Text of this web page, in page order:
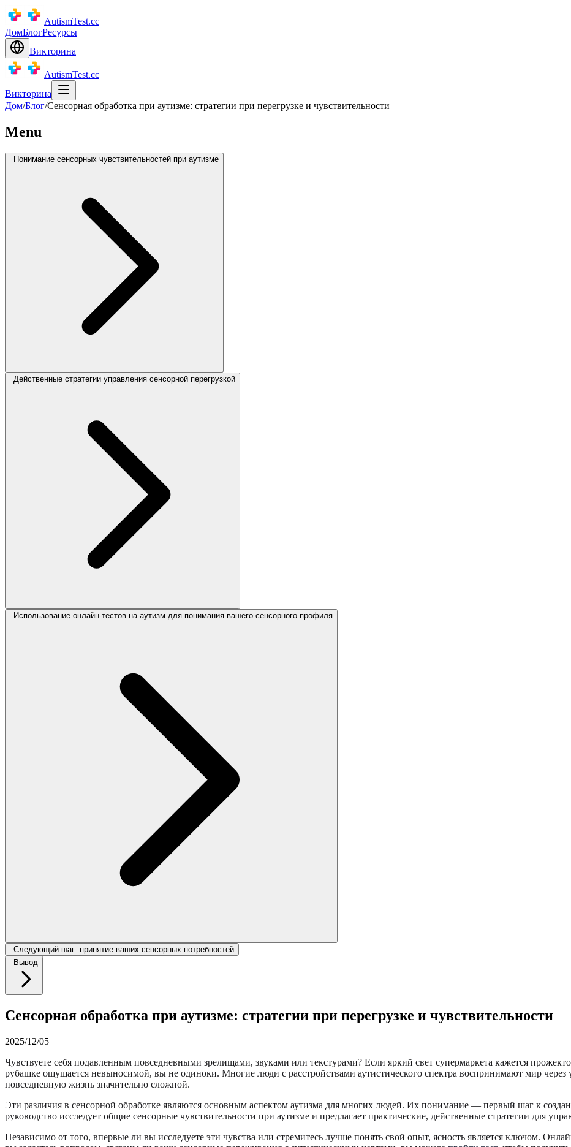
AutismTest.cc
ДомБлогРесурсы
Викторина
AutismTest.cc
Викторина
Дом/Блог/Сенсорная обработка при аутизме: стратегии при перегрузке и чувствительности
Menu
Понимание сенсорных чувствительностей при аутизме
Действенные стратегии управления сенсорной перегрузкой
Использование онлайн-тестов на аутизм для понимания вашего сенсорного профиля
Следующий шаг: принятие ваших сенсорных потребностей
Вывод
Сенсорная обработка при аутизме: стратегии при перегрузке и чувствительности
2025/12/05
Чувствуете себя подавленным повседневными зрелищами, звуками или текстурами? Если яркий свет супермаркета кажется
рубашке ощущается невыносимой, вы не одиноки. Многие люди с расстройствами аутистического спектра воспринимают мир
повседневную жизнь значительно сложной.
Эти различия в сенсорной обработке являются основным аспектом аутизма для многих людей. Их понимание — первый шаг к
руководство исследует общие сенсорные чувствительности при аутизме и предлагает практические, действенные стратегии для
Независимо от того, впервые ли вы исследуете эти чувства или стремитесь лучше понять свой опыт, ясность является ключом.